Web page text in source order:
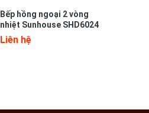
Bếp hồng ngoại 2 vòng
nhiệt Sunhouse SHD6024
Liên hệ